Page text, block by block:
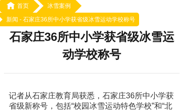
 首页
冰雪案例
新闻 - 石家庄36所中小学获省级冰雪运动学校称号
石家庄36所中小学获省级冰雪运
动学校称号
记者从石家庄教育局获悉，石家庄36所中小学获
省级新称号，包括“校园冰雪运动特色学校”和“北